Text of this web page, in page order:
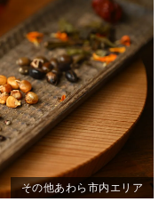
その他あわら市内エリア